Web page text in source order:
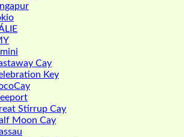
Cay
Key
Stirrup Cay
Moon Cay